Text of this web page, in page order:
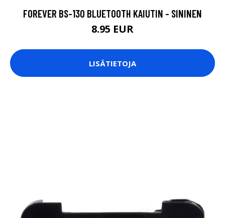
FOREVER BS-130 BLUETOOTH KAIUTIN - SININEN
8.95 EUR
LISÄTIETOJA